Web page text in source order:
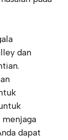
dan
dapat